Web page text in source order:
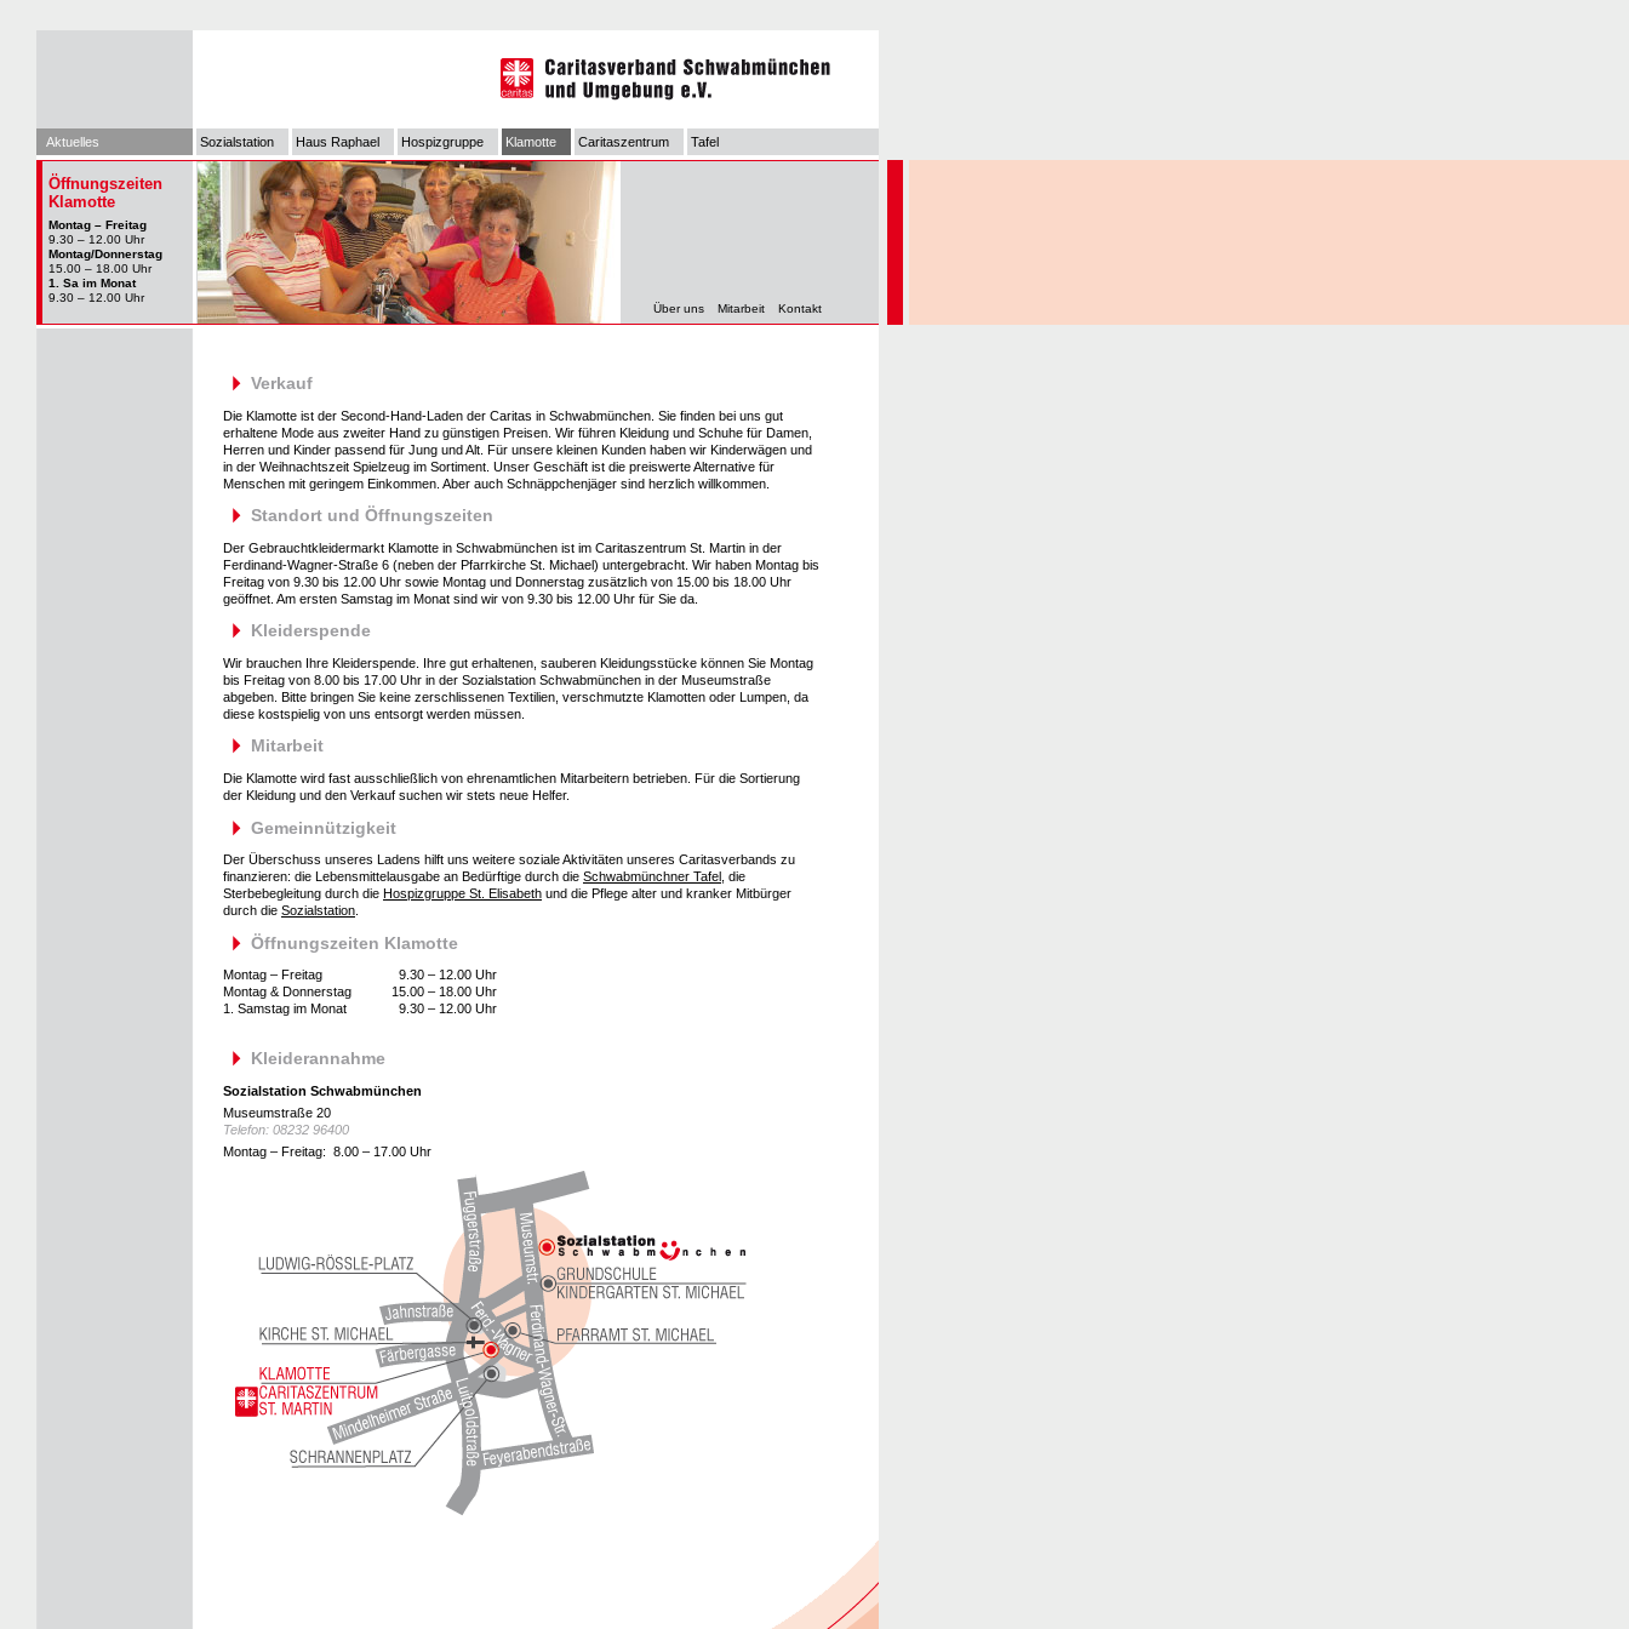
Aktuelles Sozialstation Haus Raphael Hospizgruppe Klamotte Caritaszentrum Tafel
Öffnungszeiten
Klamotte
Montag – Freitag
9.30 – 12.00 Uhr
Montag/Donnerstag
15.00 – 18.00 Uhr
1. Sa im Monat
9.30 – 12.00 Uhr
Über uns
Mitarbeit Kontakt
Verkauf
Die Klamotte ist der Second-Hand-Laden der Caritas in Schwabmünchen. Sie finden bei uns gut
erhaltene Mode aus zweiter Hand zu günstigen Preisen. Wir führen Kleidung und Schuhe für Damen,
Herren und Kinder passend für Jung und Alt. Für unsere kleinen Kunden haben wir Kinderwägen und
in der Weihnachtszeit Spielzeug im Sortiment. Unser Geschäft ist die preiswerte Alternative für
Menschen mit geringem Einkommen. Aber auch Schnäppchenjäger sind herzlich willkommen.
Standort und Öffnungszeiten
Der Gebrauchtkleidermarkt Klamotte in Schwabmünchen ist im Caritaszentrum St. Martin in der
Ferdinand-Wagner-Straße 6 (neben der Pfarrkirche St. Michael) untergebracht. Wir haben Montag bis
Freitag von 9.30 bis 12.00 Uhr sowie Montag und Donnerstag zusätzlich von 15.00 bis 18.00 Uhr
geöffnet. Am ersten Samstag im Monat sind wir von 9.30 bis 12.00 Uhr für Sie da.
Kleiderspende
Wir brauchen Ihre Kleiderspende. Ihre gut erhaltenen, sauberen Kleidungsstücke können Sie Montag
bis Freitag von 8.00 bis 17.00 Uhr in der Sozialstation Schwabmünchen in der Museumstraße
abgeben. Bitte bringen Sie keine zerschlissenen Textilien, verschmutzte Klamotten oder Lumpen, da
diese kostspielig von uns entsorgt werden müssen.
Mitarbeit
Die Klamotte wird fast ausschließlich von ehrenamtlichen Mitarbeitern betrieben. Für die Sortierung
der Kleidung und den Verkauf suchen wir stets neue Helfer.
Gemeinnützigkeit
Der Überschuss unseres Ladens hilft uns weitere soziale Aktivitäten unseres Caritasverbands zu
finanzieren: die Lebensmittelausgabe an Bedürftige durch die Schwabmünchner Tafel
, die
Sterbebegleitung durch die Hospizgruppe St. Elisabeth und die Pflege alter und kranker Mitbürger
durch die Sozialstation
Öffnungszeiten Klamotte
Montag – Freitag
9.30 – 12.00 Uhr
Montag & Donnerstag
15.00 – 18.00 Uhr
1. Samstag im Monat
9.30 – 12.00 Uhr
Kleiderannahme
Sozialstation Schwabmünchen
Museumstraße 20
Telefon: 08232 96400
Montag – Freitag: 8.00 – 17.00 Uhr